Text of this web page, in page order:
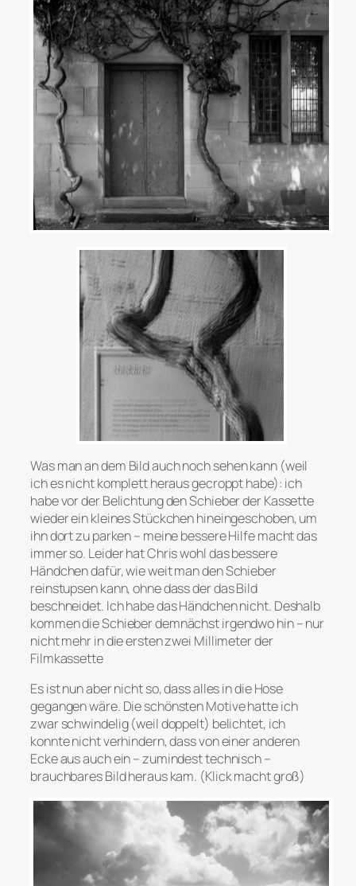
Was man an dem Bild auch noch sehen kann (weil
ich es nicht komplett heraus gecroppt habe): ich
habe vor der Belichtung den Schieber der Kassette
wieder ein kleines Stückchen hineingeschoben, um
ihn dort zu parken – meine bessere Hilfe macht das
immer so. Leider hat Chris wohl das bessere
Händchen dafür, wie weit man den Schieber
reinstupsen kann, ohne dass der das Bild
beschneidet. Ich habe das Händchen nicht. Deshalb
kommen die Schieber demnächst irgendwo hin – nur
nicht mehr in die ersten zwei Millimeter der
Filmkassette
Es ist nun aber nicht so, dass alles in die Hose
gegangen wäre. Die schönsten Motive hatte ich
zwar schwindelig (weil doppelt) belichtet, ich
konnte nicht verhindern, dass von einer anderen
Ecke aus auch ein – zumindest technisch –
brauchbares Bild heraus kam. (Klick macht groß)